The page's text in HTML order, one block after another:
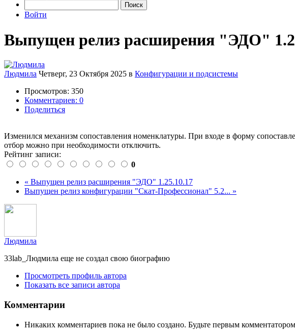
Поиск
Войти
Выпущен релиз расширения "ЭДО"
Людмила Четверг, 23 Октября 2025 в Конфигурации и подсистемы
Просмотров: 350
Комментариев: 0
Поделиться
Изменился механизм сопоставления номенклатуры. При входе в форму
отбор можно при необходимости отключить.
Рейтинг записи:
0
« Выпущен релиз расширения "ЭДО" 1.25.10.17
Выпущен релиз конфигурации "Скат-Профессионал" 5.2... »
Людмила
33lab_Людмила еще не создал свою биографию
Просмотреть профиль автора
Показать все записи автора
Комментарии
Никаких комментариев пока не было создано. Будьте первым